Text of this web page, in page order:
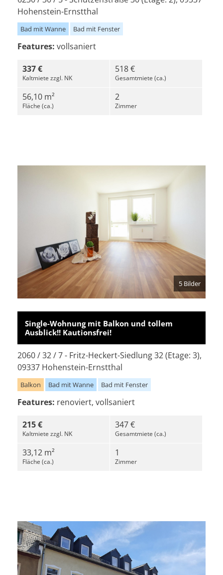
Hohenstein-Ernstthal
Bad mit Wanne Bad mit Fenster
Features: vollsaniert
337 €
Kaltmiete zzgl. NK
518 €
Gesamtmiete (ca.)
56,10 m²
Fläche (ca.)
2
Zimmer
5 Bilder
Single-Wohnung mit Balkon und tollem
Ausblick!! Kautionsfrei!
2060 / 32 / 7 - Fritz-Heckert-Siedlung 32 (Etage: 3),
09337 Hohenstein-Ernstthal
Balkon Bad mit Wanne Bad mit Fenster
Features: renoviert, vollsaniert
215 €
Kaltmiete zzgl. NK
347 €
Gesamtmiete (ca.)
33,12 m²
Fläche (ca.)
1
Zimmer